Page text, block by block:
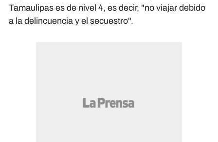
Tamaulipas es de nivel 4, es decir, "no viajar debido
a la delincuencia y el secuestro".